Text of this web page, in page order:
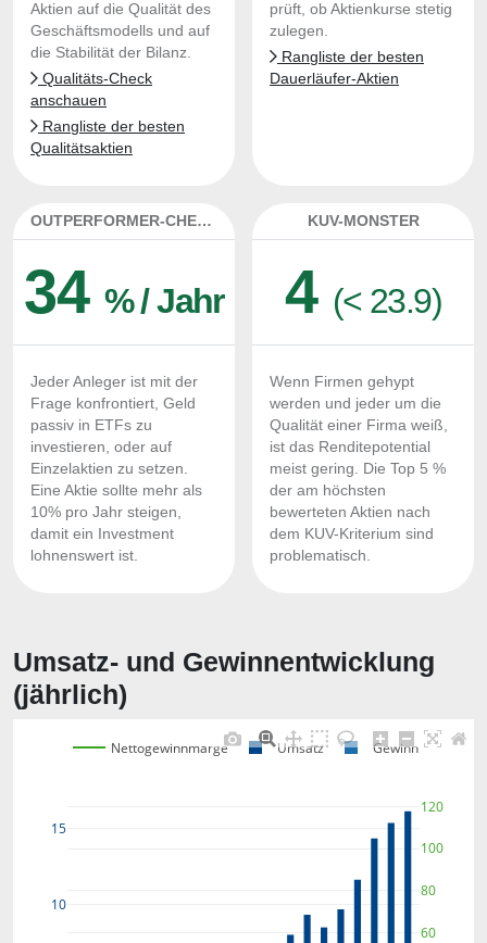
Aktien auf die Qualität des
Geschäftsmodells und auf
die Stabilität der Bilanz.
Qualitäts-Check
anschauen
Rangliste der besten
Qualitätsaktien
prüft, ob Aktienkurse stetig
zulegen.
Rangliste der besten
Dauerläufer-Aktien
OUTPERFORMER-CHECK
34 % / Jahr
Jeder Anleger ist mit der
Frage konfrontiert, Geld
passiv in ETFs zu
investieren, oder auf
Einzelaktien zu setzen.
Eine Aktie sollte mehr als
10% pro Jahr steigen,
damit ein Investment
lohnenswert ist.
KUV-MONSTER
4 (< 23.9)
Wenn Firmen gehypt
werden und jeder um die
Qualität einer Firma weiß,
ist das Renditepotential
meist gering. Die Top 5 %
der am höchsten
bewerteten Aktien nach
dem KUV-Kriterium sind
problematisch.
Umsatz- und Gewinnentwicklung
(jährlich)
10
15
60
80
100
120
Nettogewinnmarge Umsatz Gewinn